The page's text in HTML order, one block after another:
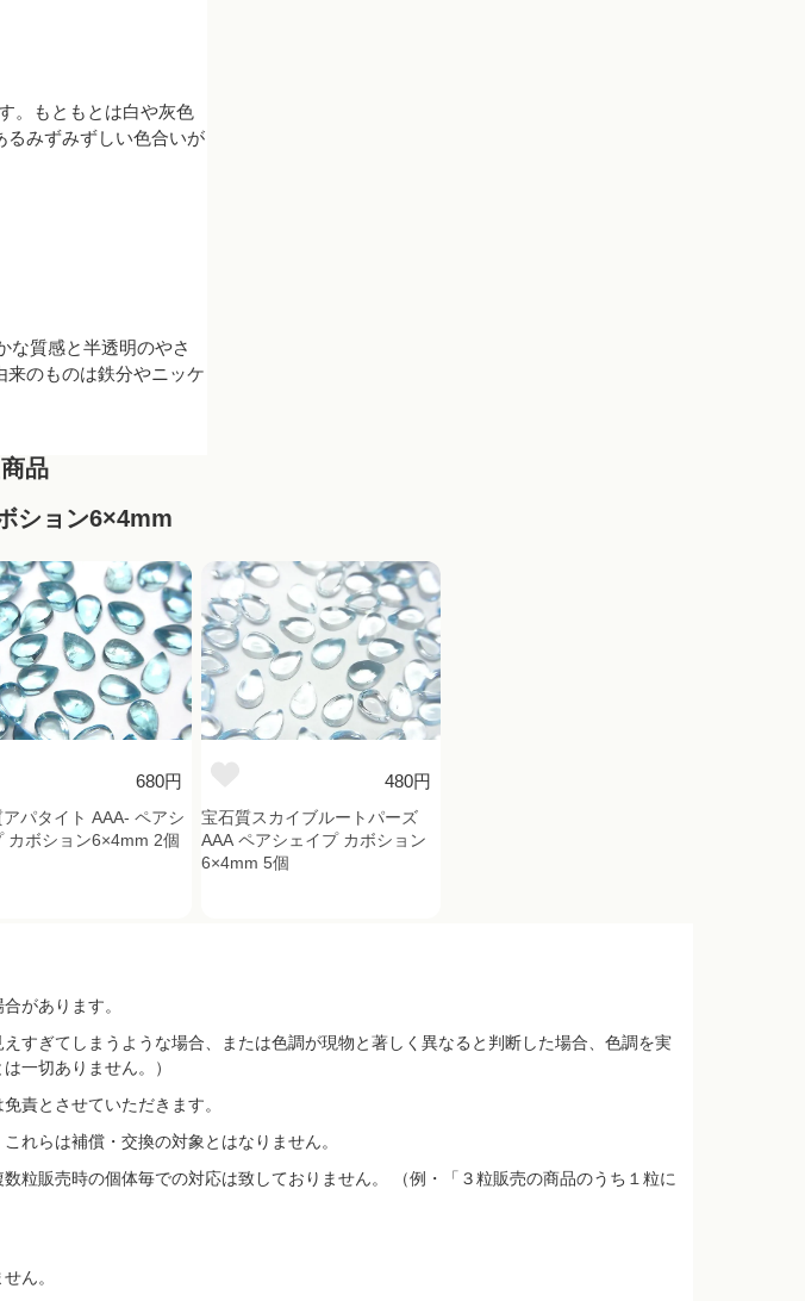
。もともとは白や灰色
るみずみずしい色合いが
な質感と半透明のやさ
来のものは鉄分やニッケ
品
ション6×4mm
680円
パタイト AAA- ペアシ
カボション6×4mm 2個
480円
宝石質スカイブルートパーズ
AAA ペアシェイプ カボション
6×4mm 5個
があります。
すぎてしまうような場合、または色調が現物と著しく異なると判断した場合、色調を実
一切ありません。）
責とさせていただきます。
れらは補償・交換の対象とはなりません。
粒販売時の個体毎での対応は致しておりません。 （例・「３粒販売の商品のうち１粒に
ん。